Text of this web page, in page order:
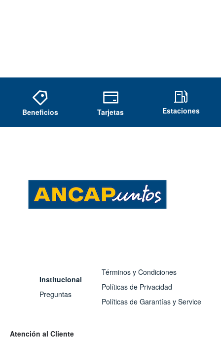
Beneficios Tarjetas Estaciones
Institucional
Preguntas
Términos y Condiciones
Políticas de Privacidad
Políticas de Garantías y Service
Atención al Cliente